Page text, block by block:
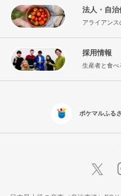
法人・自治
アライアンス
採用情報
生産者と食べ
ポケマルふる